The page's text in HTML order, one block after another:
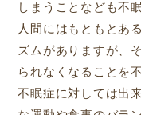
しまうことなども不
人間にはもともとあ
ズムがありますが、
られなくなることを
不眠症に対しては出